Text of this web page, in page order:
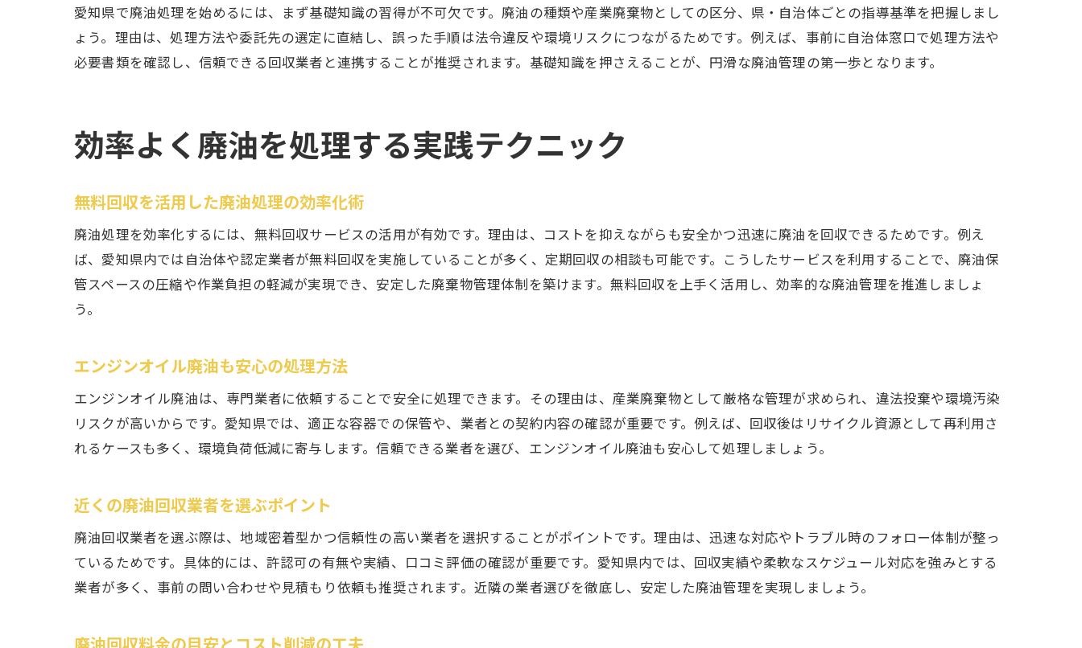
個人や事業所のエンジンオイル回収事例
地元廃油回収業者の選定理由と実体験
廃油回収料金の工夫とコスト削減事例
災害時に備える廃油保管と安全対策
特別管理産業廃棄物の緊急対応の流れ
廃油処理の緊急マニュアル作成のコツ
愛知県の緊急時廃油管理サポート活用法
廃油回収とコスト抑制を両立する方法
廃油管理を通じた企業価値向上の秘訣
廃油処理の効率化でSDGsに貢献する
愛知県で廃油処理を始めるには、まず基礎知識の習得が不可欠です。廃油の種類や産業廃棄物としての区分、県・自治体ごとの指導基準を把握しまし
ょう。理由は、処理方法や委託先の選定に直結し、誤った手順は法令違反や環境リスクにつながるためです。例えば、事前に自治体窓口で処理方法や
必要書類を確認し、信頼できる回収業者と連携することが推奨されます。基礎知識を押さえることが、円滑な廃油管理の第一歩となります。
効率よく廃油を処理する実践テクニック
無料回収を活用した廃油処理の効率化術
廃油処理を効率化するには、無料回収サービスの活用が有効です。理由は、コストを抑えながらも安全かつ迅速に廃油を回収できるためです。例え
ば、愛知県内では自治体や認定業者が無料回収を実施していることが多く、定期回収の相談も可能です。こうしたサービスを利用することで、廃油保
管スペースの圧縮や作業負担の軽減が実現でき、安定した廃棄物管理体制を築けます。無料回収を上手く活用し、効率的な廃油管理を推進しましょ
う。
エンジンオイル廃油も安心の処理方法
エンジンオイル廃油は、専門業者に依頼することで安全に処理できます。その理由は、産業廃棄物として厳格な管理が求められ、違法投棄や環境汚染
リスクが高いからです。愛知県では、適正な容器での保管や、業者との契約内容の確認が重要です。例えば、回収後はリサイクル資源として再利用さ
れるケースも多く、環境負荷低減に寄与します。信頼できる業者を選び、エンジンオイル廃油も安心して処理しましょう。
近くの廃油回収業者を選ぶポイント
廃油回収業者を選ぶ際は、地域密着型かつ信頼性の高い業者を選択することがポイントです。理由は、迅速な対応やトラブル時のフォロー体制が整っ
ているためです。具体的には、許認可の有無や実績、口コミ評価の確認が重要です。愛知県内では、回収実績や柔軟なスケジュール対応を強みとする
業者が多く、事前の問い合わせや見積もり依頼も推奨されます。近隣の業者選びを徹底し、安定した廃油管理を実現しましょう。
廃油回収料金の目安とコスト削減の工夫